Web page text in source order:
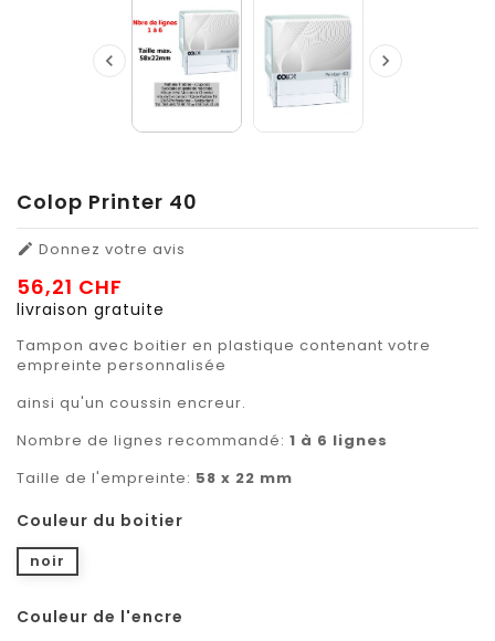
 
Colop Printer 40
 Donnez votre avis
56,21 CHF
livraison gratuite
Tampon avec boitier en plastique contenant votre
empreinte personnalisée
ainsi qu'un coussin encreur.
Nombre de lignes recommandé: 1 à 6 lignes
Taille de l'empreinte: 58 x 22 mm
Couleur du boitier
noir
Couleur de l'encre